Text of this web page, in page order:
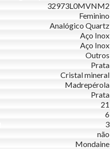
32973L0MVNM2
Feminino
Analógico Quartz
Aço Inox
Aço Inox
Outros
Prata
Cristal mineral
Madrepérola
Prata
21
6
3
não
Mondaine